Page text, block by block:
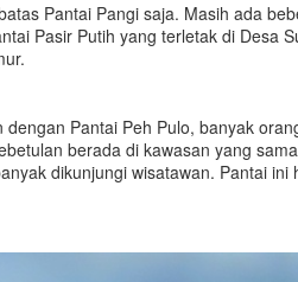
Pantai Pangi saja. Masih ada
Pasir Putih yang terletak di Desa
Pantai Peh Pulo, banyak
berada di kawasan yang
dikunjungi wisatawan. Pantai